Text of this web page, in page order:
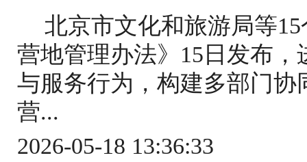
北京市文化和旅游局等
营地管理办法》15日发布
与服务行为，构建多部门
营...
2026-05-18 13:36:33